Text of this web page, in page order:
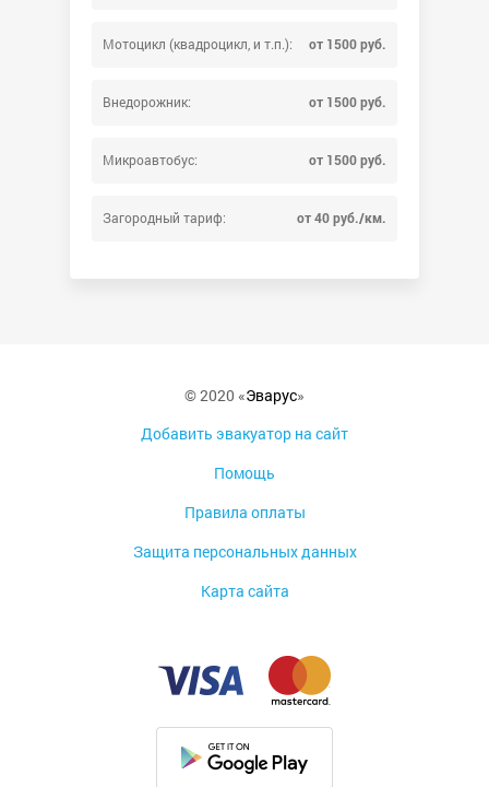
Мотоцикл (квадроцикл, и т.п.): от 1500 руб.
Внедорожник: от 1500 руб.
Микроавтобус: от 1500 руб.
Загородный тариф: от 40 руб./км.
© 2020 «Эварус»
Добавить эвакуатор на сайт
Помощь
Правила оплаты
Защита персональных данных
Карта сайта